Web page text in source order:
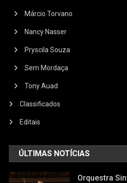
Márcio Torvano
Nancy Nasser
Pryscila Souza
Sem Mordaça
Tony Auad
Classificados
Editais
ÚLTIMAS NOTÍCIAS
Orquestra